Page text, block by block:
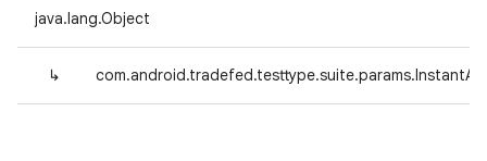
java.lang.Object
↳